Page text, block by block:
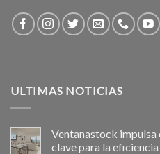
ULTIMAS NOTICIAS
Ventanastock impulsa
clave para la